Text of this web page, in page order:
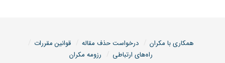
همکاری با مکران درخواست حذف مقاله
قوانین مقررات
راه‌های ارتباطی
رزومه مکران